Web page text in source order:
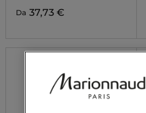
Da 37,73 €